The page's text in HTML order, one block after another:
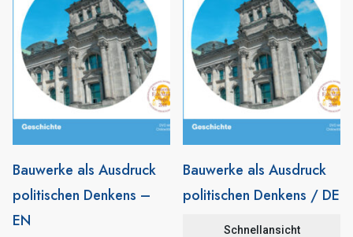
Bauwerke als Ausdruck
politischen Denkens –
EN
Bauwerke als Ausdruck
politischen Denkens / DE
Schnellansicht